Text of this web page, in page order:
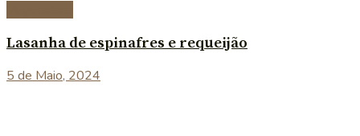
Lasanha de espinafres e requeijão
5 de Maio, 2024